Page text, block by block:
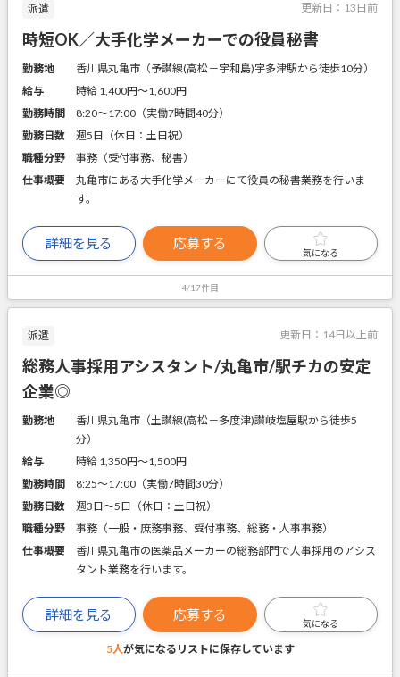
派遣 更新日： 13日前
時短OK／大手化学メーカーでの役員秘書
勤務地
香川県丸亀市（予讃線(高松－宇和島)宇多津駅から徒歩10分）
給与
時給 1,400円〜1,600円
勤務時間
8:20～17:00（実働7時間40分）
勤務日数
週5日（休日：土日祝）
職種分野
事務（受付事務、秘書）
仕事概要
丸亀市にある大手化学メーカーにて役員の秘書業務を行いま
す。
詳細を見る 応募する
気になる
4/17件目
派遣 更新日： 14日以上前
総務人事採用アシスタント/丸亀市/駅チカの安定
企業◎
勤務地
香川県丸亀市（土讃線(高松－多度津)讃岐塩屋駅から徒歩5
分）
給与
時給 1,350円〜1,500円
勤務時間
8:25～17:00（実働7時間30分）
勤務日数
週3日～5日（休日：土日祝）
職種分野
事務（一般・庶務事務、受付事務、総務・人事事務）
仕事概要
香川県丸亀市の医薬品メーカーの総務部門で人事採用のアシス
タント業務を行います。
詳細を見る 応募する
気になる
5人が気になるリストに保存しています